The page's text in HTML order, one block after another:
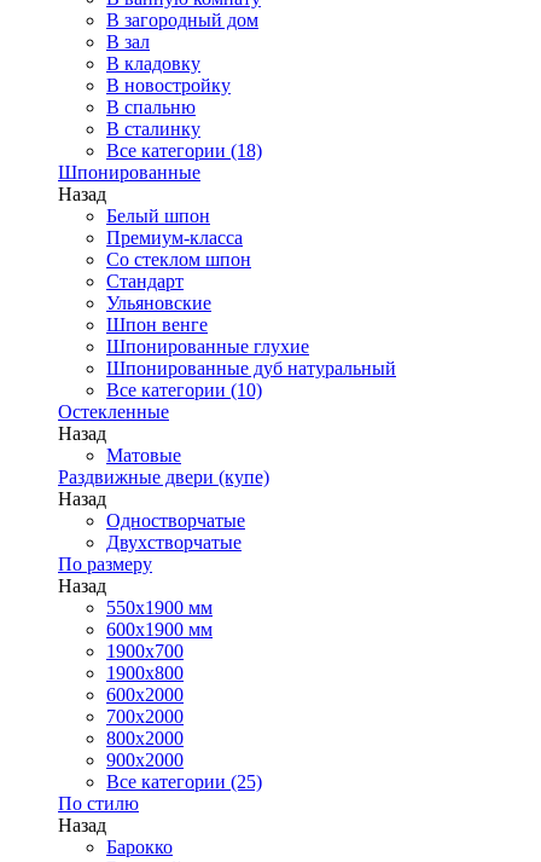
В загородный дом
В зал
В кладовку
В новостройку
В спальню
В сталинку
Все категории (18)
Шпонированные
Назад
Белый шпон
Премиум-класса
Со стеклом шпон
Стандарт
Ульяновские
Шпон венге
Шпонированные глухие
Шпонированные дуб натуральный
Все категории (10)
Остекленные
Назад
Матовые
Раздвижные двери (купе)
Назад
Одностворчатые
Двухстворчатые
По размеру
Назад
550x1900 мм
600x1900 мм
1900х700
1900х800
600x2000
700x2000
800x2000
900x2000
Все категории (25)
По стилю
Назад
Барокко